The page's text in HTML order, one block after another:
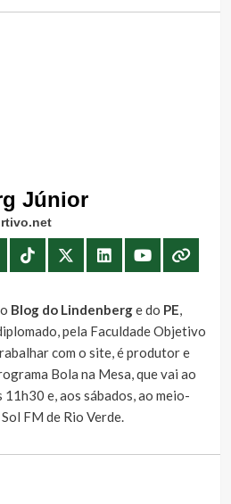
Júnior
Blog do Lindenberge do PE,
pela Faculdade Objetivo
com o site, é produtor e
Bola na Mesa, que vai ao
11h30 e, aos sábados, ao meio-
FM de Rio Verde.